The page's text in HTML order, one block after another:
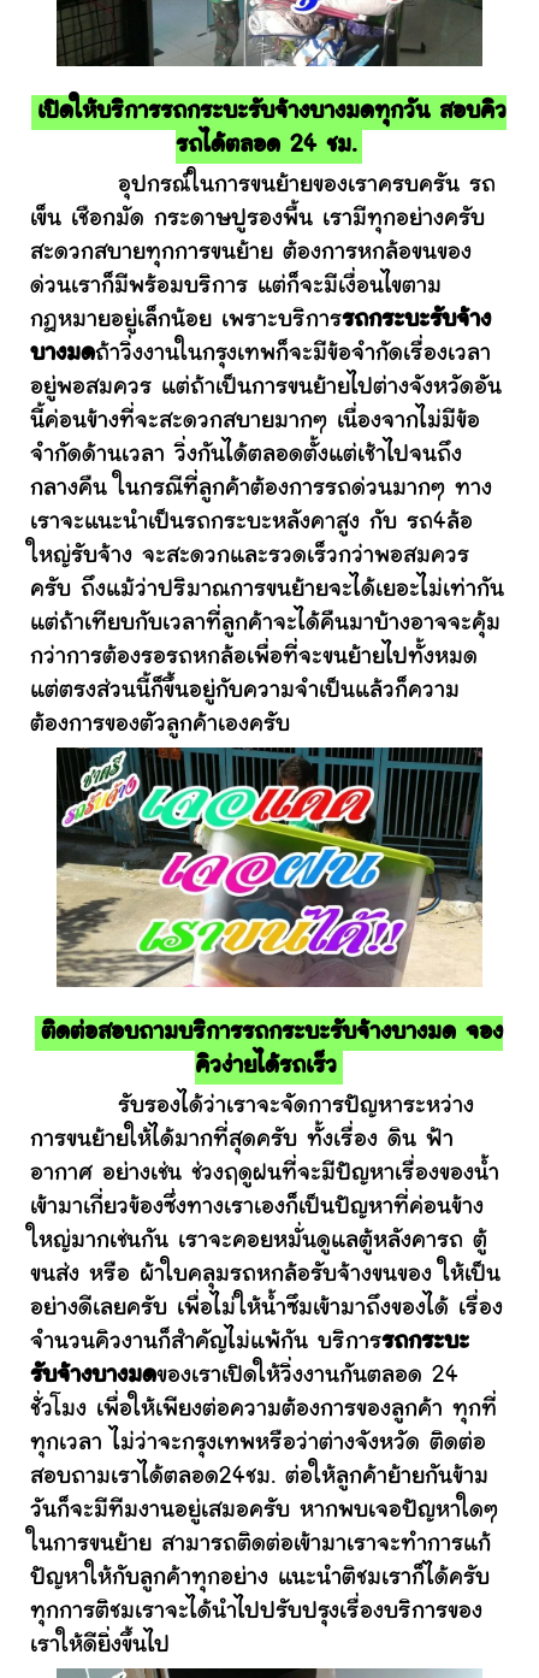
เปิดให้บริการรถกระบะรับจ้างบางมดทุกวัน สอบคิว
รถได้ตลอด 24 ชม.
อุปกรณ์ในการขนย้ายของเราครบครัน รถ
เข็น เชือกมัด กระดาษปูรองพื้น เรามีทุกอย่างครับ
สะดวกสบายทุกการขนย้าย ต้องการหกล้อขนของ
ด่วนเราก็มีพร้อมบริการ แต่ก็จะมีเงื่อนไขตาม
กฎหมายอยู่เล็กน้อย เพราะบริการรถกระบะรับจ้าง
บางมดถ้าวิ่งงานในกรุงเทพก็จะมีข้อจำกัดเรื่องเวลา
อยู่พอสมควร แต่ถ้าเป็นการขนย้ายไปต่างจังหวัดอัน
นี้ค่อนข้างที่จะสะดวกสบายมากๆ เนื่องจากไม่มีข้อ
จำกัดด้านเวลา วิ่งกันได้ตลอดตั้งแต่เช้าไปจนถึง
กลางคืน ในกรณีที่ลูกค้าต้องการรถด่วนมากๆ ทาง
เราจะแนะนำเป็นรถกระบะหลังคาสูง กับ รถ4ล้อ
ใหญ่รับจ้าง จะสะดวกและรวดเร็วกว่าพอสมควร
ครับ ถึงแม้ว่าปริมาณการขนย้ายจะได้เยอะไม่เท่ากัน
แต่ถ้าเทียบกับเวลาที่ลูกค้าจะได้คืนมาบ้างอาจจะคุ้ม
กว่าการต้องรอรถหกล้อเพื่อที่จะขนย้ายไปทั้งหมด
แต่ตรงส่วนนี้ก็ขึ้นอยู่กับความจำเป็นแล้วก็ความ
ต้องการของตัวลูกค้าเองครับ
ติดต่อสอบถามบริการรถกระบะรับจ้างบางมด จอง
คิวง่ายได้รถเร็ว
รับรองได้ว่าเราจะจัดการปัญหาระหว่าง
การขนย้ายให้ได้มากที่สุดครับ ทั้งเรื่อง ดิน ฟ้า
อากาศ อย่างเช่น ช่วงฤดูฝนที่จะมีปัญหาเรื่องของน้ำ
เข้ามาเกี่ยวข้องซึ่งทางเราเองก็เป็นปัญหาที่ค่อนข้าง
ใหญ่มากเช่นกัน เราจะคอยหมั่นดูแลตู้หลังคารถ ตู้
ขนส่ง หรือ ผ้าใบคลุมรถหกล้อรับจ้างขนของ ให้เป็น
อย่างดีเลยครับ เพื่อไม่ให้น้ำซึมเข้ามาถึงของได้ เรื่อง
จำนวนคิวงานก็สำคัญไม่แพ้กัน บริการรถกระบะ
รับจ้างบางมดของเราเปิดให้วิ่งงานกันตลอด 24
ชั่วโมง เพื่อให้เพียงต่อความต้องการของลูกค้า ทุกที่
ทุกเวลา ไม่ว่าจะกรุงเทพหรือว่าต่างจังหวัด ติดต่อ
สอบถามเราได้ตลอด24ชม. ต่อให้ลูกค้าย้ายกันข้าม
วันก็จะมีทีมงานอยู่เสมอครับ หากพบเจอปัญหาใดๆ
ในการขนย้าย สามารถติดต่อเข้ามาเราจะทำการแก้
ปัญหาให้กับลูกค้าทุกอย่าง แนะนำติชมเราก็ได้ครับ
ทุกการติชมเราจะได้นำไปปรับปรุงเรื่องบริการของ
เราให้ดียิ่งขึ้นไป